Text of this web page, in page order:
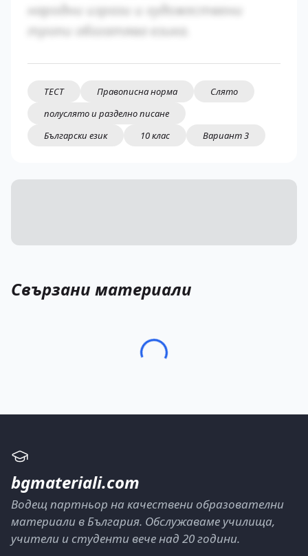
народни изрази и художествени
тропи обогатява езика.
ТЕСТ Правописна норма
Слято
полуслято и разделно писане
Български език
10 клас Вариант 3
Свързани материали
bgmateriali.com
Водещ партньор на качествени образователни
материали в България. Обслужаваме училища,
учители и студенти вече над 20 години.